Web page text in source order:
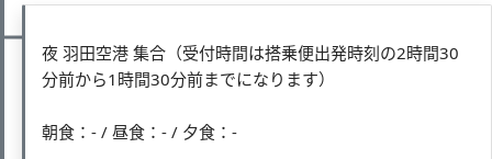
夜 羽田空港 集合（受付時間は搭乗便出発時刻の2時間30
分前から1時間30分前までになります）
朝食：- / 昼食：- / 夕食：-